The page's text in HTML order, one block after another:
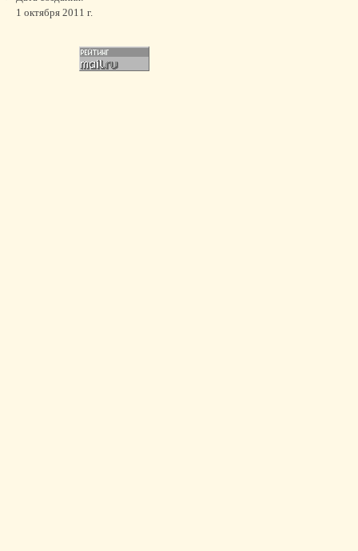
1 октября 2011 г.